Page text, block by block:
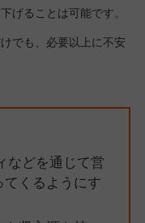
げることは可能です。
でも、必要以上に不安
などを通じて営
くるようにす